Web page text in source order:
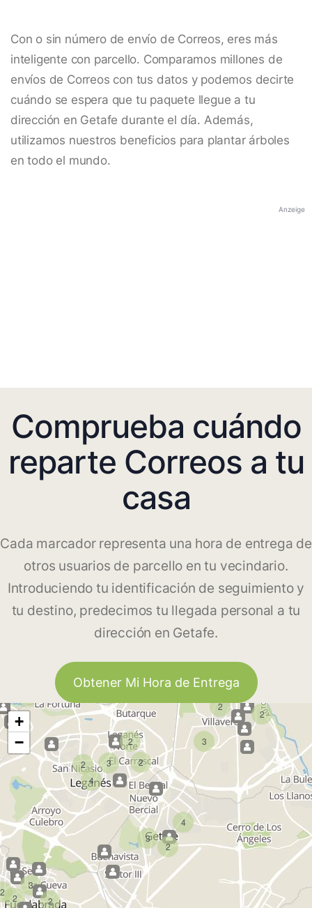
Con o sin número de envío de Correos, eres más
inteligente con parcello. Comparamos millones de
envíos de Correos con tus datos y podemos decirte
cuándo se espera que tu paquete llegue a tu
dirección en Getafe durante el día. Además,
utilizamos nuestros beneficios para plantar árboles
en todo el mundo.
Anzeige
Comprueba cuándo
reparte Correos a tu
casa
Cada marcador representa una hora de entrega de
otros usuarios de parcello en tu vecindario.
Introduciendo tu identificación de seguimiento y
tu destino, predecimos tu llegada personal a tu
dirección en Getafe.
Obtener Mi Hora de Entrega
2
2
3
2
3
4
2
2
2
3
2
2
2
4
3
+
−